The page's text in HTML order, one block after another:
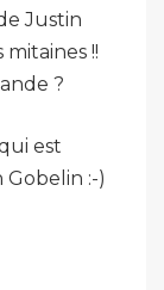
Justin
!!
?
est
:-)